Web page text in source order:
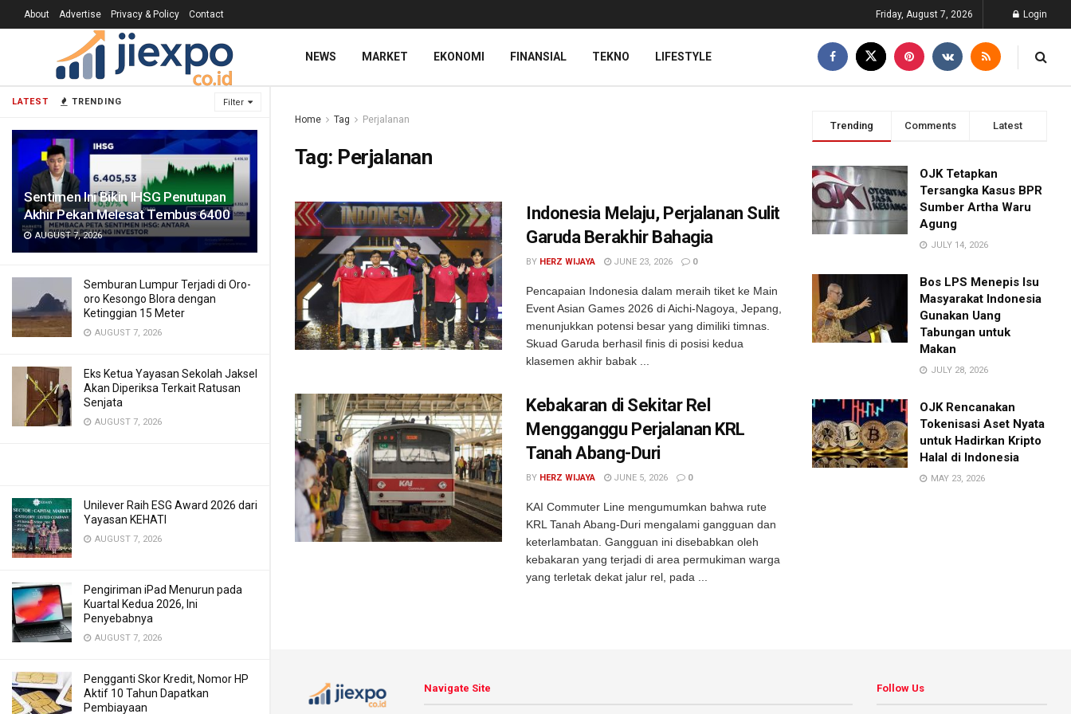
LATEST TRENDING Filter
Sentimen Ini Bikin IHSG Penutupan
Akhir Pekan Melesat Tembus 6400
AUGUST 7, 2026
Semburan Lumpur Terjadi di Oro-
oro Kesongo Blora dengan
Ketinggian 15 Meter
AUGUST 7, 2026
Eks Ketua Yayasan Sekolah Jaksel
Akan Diperiksa Terkait Ratusan
Senjata
AUGUST 7, 2026
Unilever Raih ESG Award 2026 dari
Yayasan KEHATI
AUGUST 7, 2026
Pengiriman iPad Menurun pada
Kuartal Kedua 2026, Ini
Penyebabnya
AUGUST 7, 2026
Pengganti Skor Kredit, Nomor HP
Aktif 10 Tahun Dapatkan
Pembiayaan
About Advertise Privacy & Policy Contact Friday, August 7, 2026 Login
NEWS MARKET EKONOMI FINANSIAL TEKNO LIFESTYLE
Home Tag Perjalanan
Tag: Perjalanan
Indonesia Melaju, Perjalanan Sulit
Garuda Berakhir Bahagia
BY HERZ WIJAYA JUNE 23, 2026 0
Pencapaian Indonesia dalam meraih tiket ke Main
Event Asian Games 2026 di Aichi-Nagoya, Jepang,
menunjukkan potensi besar yang dimiliki timnas.
Skuad Garuda berhasil finis di posisi kedua
klasemen akhir babak ...
Kebakaran di Sekitar Rel
Mengganggu Perjalanan KRL
Tanah Abang-Duri
BY HERZ WIJAYA JUNE 5, 2026 0
KAI Commuter Line mengumumkan bahwa rute
KRL Tanah Abang-Duri mengalami gangguan dan
keterlambatan. Gangguan ini disebabkan oleh
kebakaran yang terjadi di area permukiman warga
yang terletak dekat jalur rel, pada ...
Trending Comments Latest
OJK Tetapkan
Tersangka Kasus BPR
Sumber Artha Waru
Agung
JULY 14, 2026
Bos LPS Menepis Isu
Masyarakat Indonesia
Gunakan Uang
Tabungan untuk
Makan
JULY 28, 2026
OJK Rencanakan
Tokenisasi Aset Nyata
untuk Hadirkan Kripto
Halal di Indonesia
MAY 23, 2026
Navigate Site Follow Us